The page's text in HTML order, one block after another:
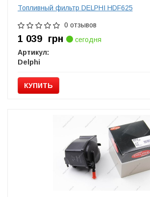
Топливный фильтр DELPHI HDF625
0 отзывов
1 039 грн
сегодня
Артикул:
Delphi
КУПИТЬ